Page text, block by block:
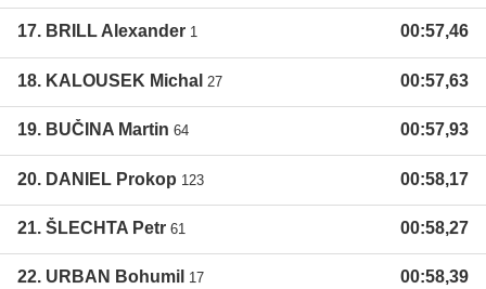
17. BRILL Alexander 1 00:57,46
18. KALOUSEK Michal 27 00:57,63
19. BUČINA Martin 64 00:57,93
20. DANIEL Prokop 123 00:58,17
21. ŠLECHTA Petr 61 00:58,27
22. URBAN Bohumil 17 00:58,39